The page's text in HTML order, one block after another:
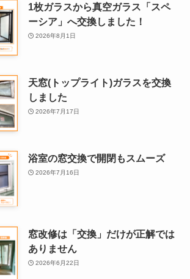
1枚ガラスから真空ガラス「スペ
ーシア」へ交換しました！
2026年8月1日
天窓(トップライト)ガラスを交換
しました
2026年7月17日
浴室の窓交換で開閉もスムーズ
2026年7月16日
窓改修は「交換」だけが正解では
ありません
2026年6月22日